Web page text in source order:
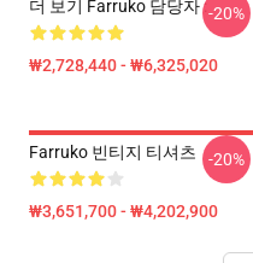
더 보기 Farruko 담당자 :
₩2,728,440 - ₩6,325,020
-20%
Farruko 빈티지 티셔츠
₩3,651,700 - ₩4,202,900
-20%